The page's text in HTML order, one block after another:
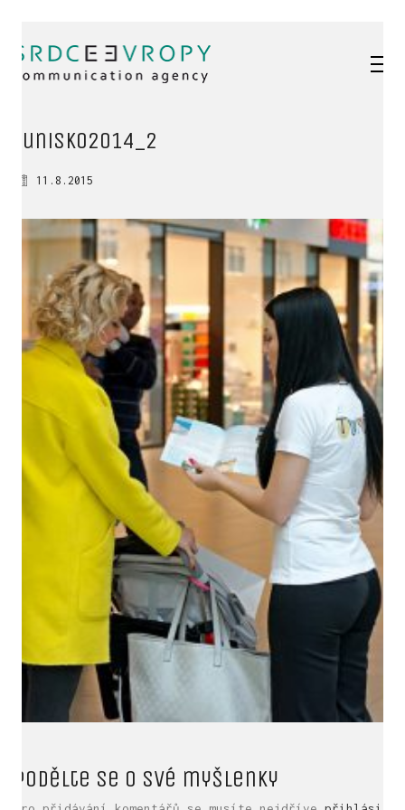
tunisko2014_2
11.8.2015
Podělte se o své myšlenky